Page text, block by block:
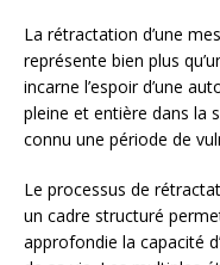
La rétractation d’une
représente bien plus
incarne l’espoir d’une
pleine et entière dans la
connu une période de
Le processus de
un cadre structuré
approfondie la capacité